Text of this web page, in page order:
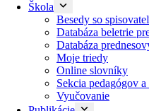
Škola
Besedy so
Databáza beletrie
Databáza
Moje triedy
Online slovníky
Sekcia pedagógov
Vyučovanie